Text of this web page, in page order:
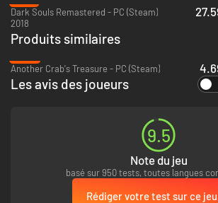
Dark Souls Remastered - PC (Steam)
2018
Produits similaires
Another Crab's Treasure - PC (Steam)
Les avis des joueurs
9.5
Note du jeu
basé sur 950 tests, toutes langues
Rédiger votre test sur ce jeu